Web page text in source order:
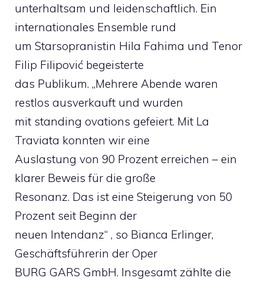
unterhaltsam und leidenschaftlich. Ein
internationales Ensemble rund
um Starsopranistin Hila Fahima und Tenor
Filip Filipović begeisterte
das Publikum. „Mehrere Abende waren
restlos ausverkauft und wurden
mit standing ovations gefeiert. Mit La
Traviata konnten wir eine
Auslastung von 90 Prozent erreichen – ein
klarer Beweis für die große
Resonanz. Das ist eine Steigerung von 50
Prozent seit Beginn der
neuen Intendanz“ , so Bianca Erlinger,
Geschäftsführerin der Oper
BURG GARS GmbH. Insgesamt zählte die